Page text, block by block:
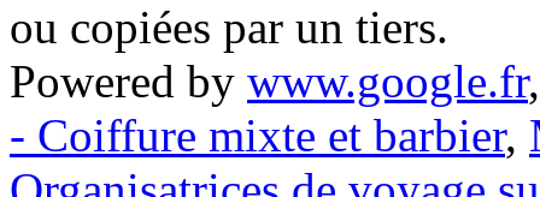
ou copiées par un tiers.
Powered by www.google.fr
- Coiffure mixte et barbier,